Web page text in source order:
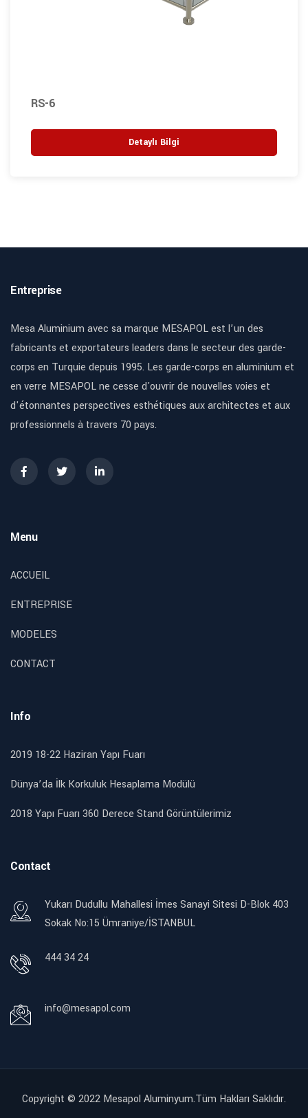
RS-6
Detaylı Bilgi
Entreprise
Mesa Aluminium avec sa marque MESAPOL est l’un des
fabricants et exportateurs leaders dans le secteur des garde-
corps en Turquie depuis 1995. Les garde-corps en aluminium et
en verre MESAPOL ne cesse d'ouvrir de nouvelles voies et
d'étonnantes perspectives esthétiques aux architectes et aux
professionnels à travers 70 pays.
Menu
ACCUEIL
ENTREPRISE
MODELES
CONTACT
Info
2019 18-22 Haziran Yapı Fuarı
Dünya’da İlk Korkuluk Hesaplama Modülü
2018 Yapı Fuarı 360 Derece Stand Görüntülerimiz
Contact
Yukarı Dudullu Mahallesi İmes Sanayi Sitesi D-Blok 403
Sokak No:15 Ümraniye/İSTANBUL
444 34 24
info@mesapol.com
Copyright © 2022 Mesapol Aluminyum.Tüm Hakları Saklıdır.